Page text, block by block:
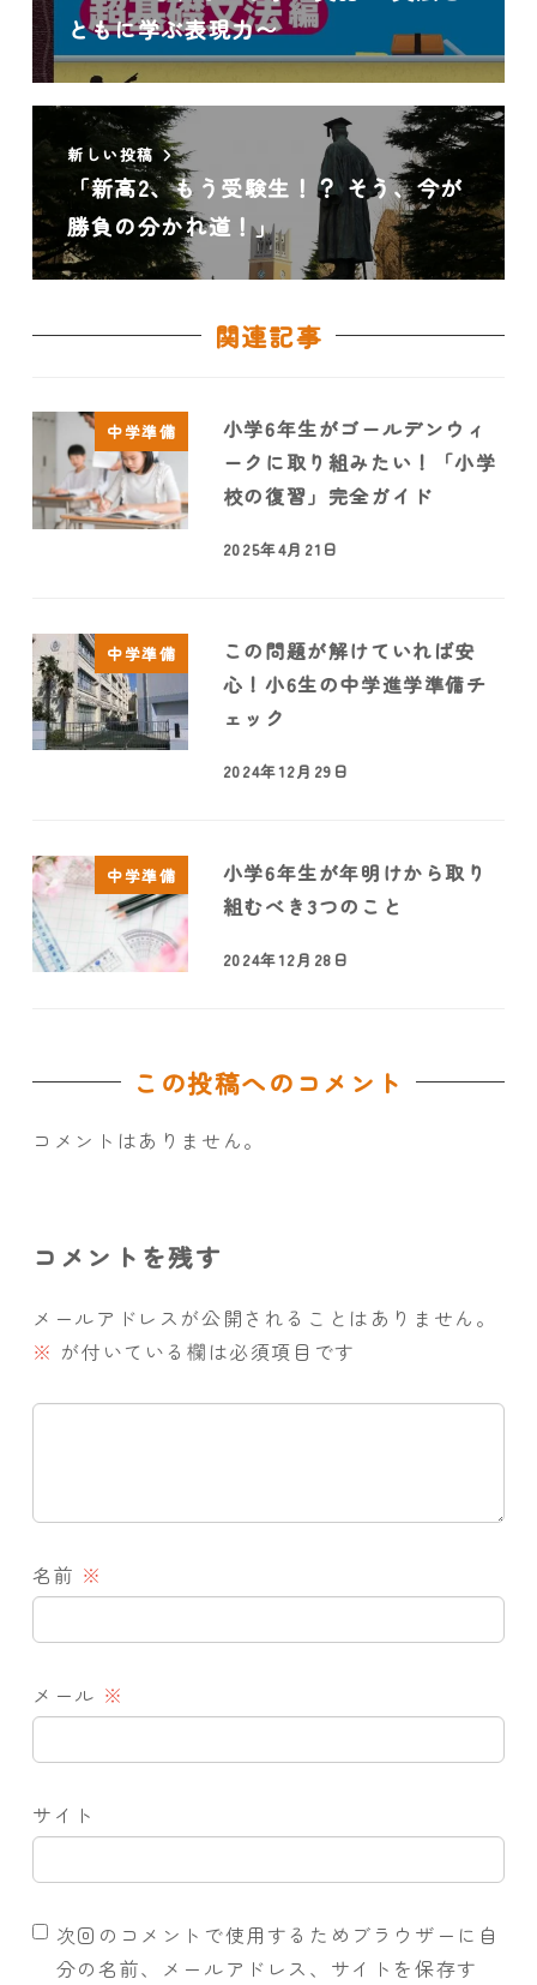
ともに学ぶ表現力〜
新しい投稿
「新高2、もう受験生！？ そう、今が
勝負の分かれ道！」
関連記事
中学準備
小学6年生がゴールデンウィ
ークに取り組みたい！「小学
校の復習」完全ガイド
2025年4月21日
中学準備
この問題が解けていれば安
心！小6生の中学進学準備チ
ェック
2024年12月29日
中学準備
小学6年生が年明けから取り
組むべき3つのこと
2024年12月28日
この投稿へのコメント
コメントはありません。
コメントを残す
メールアドレスが公開されることはありません。
※ が付いている欄は必須項目です
名前 ※
メール ※
サイト
次回のコメントで使用するためブラウザーに自
分の名前、メールアドレス、サイトを保存す